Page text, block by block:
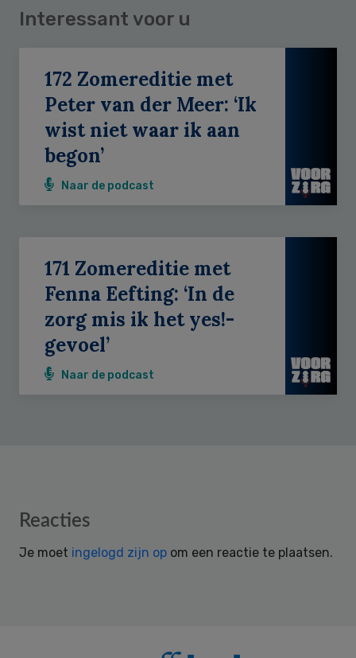
Interessant voor u
172 Zomereditie met
Peter van der Meer: ‘Ik
wist niet waar ik aan
begon’
Naar de podcast
171 Zomereditie met
Fenna Eefting: ‘In de
zorg mis ik het yes!-
gevoel’
Naar de podcast
Reader
Reacties
Je moet ingelogd zijn op om een reactie te plaatsen.